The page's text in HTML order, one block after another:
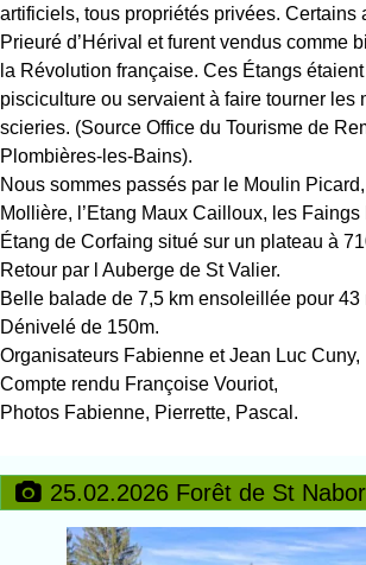
artificiels, tous propriétés privées. Certains
Prieuré d’Hérival et furent vendus comme
la Révolution française. Ces Étangs
pisciculture ou servaient à faire tourner les
scieries. (Source Office du Tourisme de
Plombières-les-Bains).
Nous sommes passés par le Moulin
Mollière, l’Etang Maux Cailloux, les Faings
Étang de Corfaing situé sur un plateau à
Retour par l Auberge de St Valier.
Belle balade de 7,5 km ensoleillée pour 43
Dénivelé de 150m.
Organisateurs Fabienne et Jean Luc Cuny,
Compte rendu Françoise Vouriot,
Photos Fabienne, Pierrette, Pascal.
25.02.2026 Forêt de St